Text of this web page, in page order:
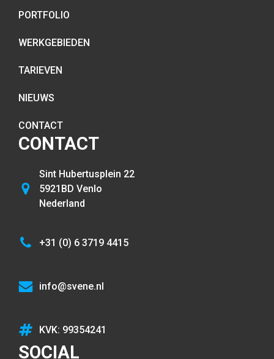
PORTFOLIO
WERKGEBIEDEN
TARIEVEN
NIEUWS
CONTACT
CONTACT
Sint Hubertusplein 22
5921BD Venlo
Nederland
+31 (0) 6 3719 4415
info@svene.nl
KVK: 99354241
SOCIAL